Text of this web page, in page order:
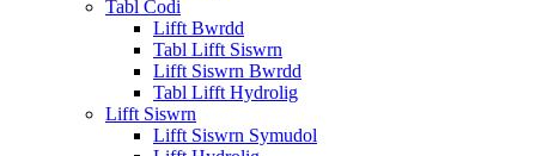
Tabl Codi
Lifft Bwrdd
Tabl Lifft Siswrn
Lifft Siswrn Bwrdd
Tabl Lifft Hydrolig
Lifft Siswrn
Lifft Siswrn Symudol